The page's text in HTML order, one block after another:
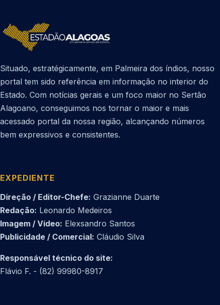
Situado, estratégicamente, em Palmeira dos índios, nosso
portal tem sido referência em informação no interior do
Estado. Com notícias gerais e um foco maior no Sertão
Alagoano, conseguimos nos tornar o maior e mais
acessado portal da nossa região, alcançando números
bem expressivos e consistentes.
EXPEDIENTE
Direção / Editor-Chefe: Grazianne Duarte
Redação: Leonardo Medeiros
Imagem / Vídeo: Elexsandro Santos
Publicidade / Comercial: Cláudio Silva
Responsável técnico do site:
Flávio F. - (82) 99980-8917